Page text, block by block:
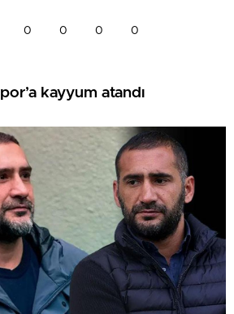
0 0 0 0
kayyum atandı